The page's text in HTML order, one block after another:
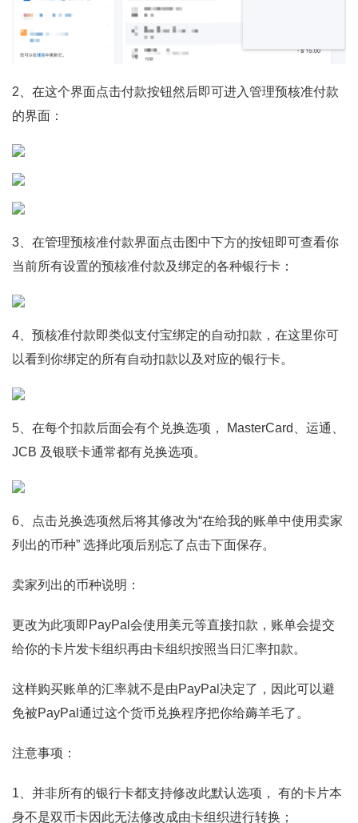
2、在这个界面点击付款按钮然后即可进入管理预核准付款
的界面：
3、在管理预核准付款界面点击图中下方的按钮即可查看你
当前所有设置的预核准付款及绑定的各种银行卡：
4、预核准付款即类似支付宝绑定的自动扣款，在这里你可
以看到你绑定的所有自动扣款以及对应的银行卡。
5、在每个扣款后面会有个兑换选项， MasterCard、运通、
JCB 及银联卡通常都有兑换选项。
6、点击兑换选项然后将其修改为“在给我的账单中使用卖家
列出的币种” 选择此项后别忘了点击下面保存。
卖家列出的币种说明：
更改为此项即PayPal会使用美元等直接扣款，账单会提交
给你的卡片发卡组织再由卡组织按照当日汇率扣款。
这样购买账单的汇率就不是由PayPal决定了，因此可以避
免被PayPal通过这个货币兑换程序把你给薅羊毛了。
注意事项：
1、并非所有的银行卡都支持修改此默认选项， 有的卡片本
身不是双币卡因此无法修改成由卡组织进行转换；